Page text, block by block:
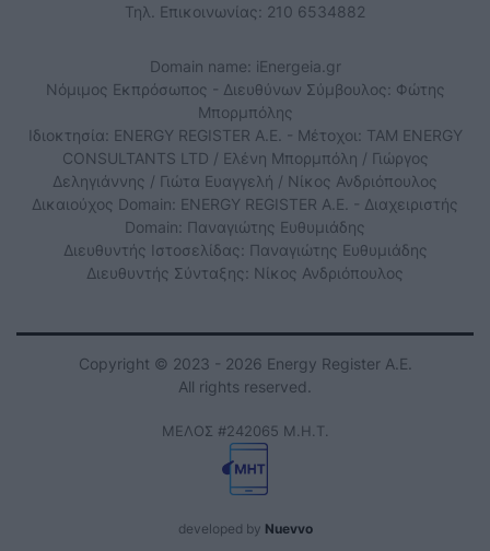
Τηλ. Επικοινωνίας: 210 6534882
Domain name: iEnergeia.gr
Νόμιμος Εκπρόσωπος - Διευθύνων Σύμβουλος: Φώτης
Μπορμπόλης
Ιδιοκτησία: ENERGY REGISTER Α.Ε. - Μέτοχοι: TAM ENERGY
CONSULTANTS LTD / Ελένη Μπορμπόλη / Γιώργος
Δεληγιάννης / Γιώτα Ευαγγελή / Νίκος Ανδριόπουλος
Δικαιούχος Domain: ENERGY REGISTER Α.Ε. - Διαχειριστής
Domain: Παναγιώτης Ευθυμιάδης
Διευθυντής Ιστοσελίδας: Παναγιώτης Ευθυμιάδης
Διευθυντής Σύνταξης: Νίκος Ανδριόπουλος
Copyright © 2023 - 2026 Energy Register Α.Ε.
All rights reserved.
ΜΕΛΟΣ #242065 Μ.Η.Τ.
developed by Nuevvo